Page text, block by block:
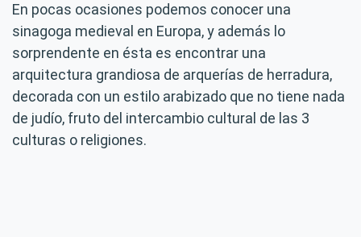
En pocas ocasiones podemos conocer una
sinagoga medieval en Europa, y además lo
sorprendente en ésta es encontrar una
arquitectura grandiosa de arquerías de herradura,
decorada con un estilo arabizado que no tiene nada
de judío, fruto del intercambio cultural de las 3
culturas o religiones.